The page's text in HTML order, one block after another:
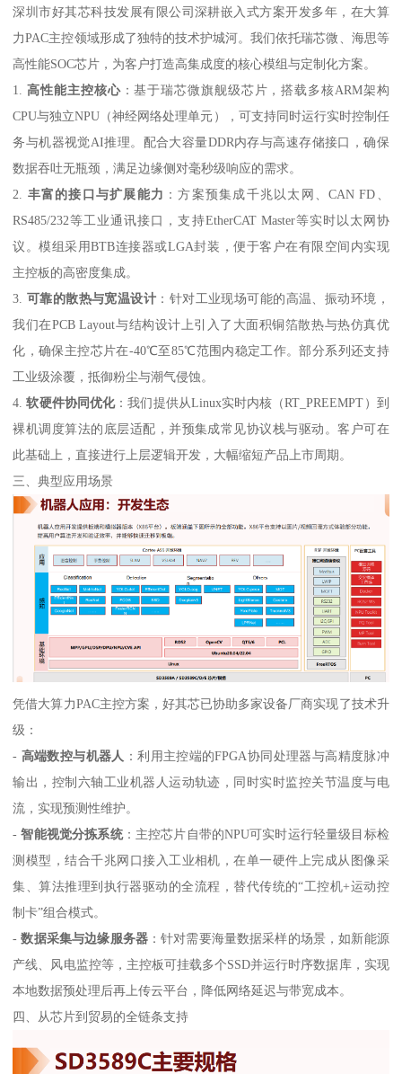
深圳市好其芯科技发展有限公司深耕嵌入式方案开发多年，在大算
力PAC主控领域形成了独特的技术护城河。我们依托瑞芯微、海思等
高性能SOC芯片，为客户打造高集成度的核心模组与定制化方案。
1.高性能主控核心：基于瑞芯微旗舰级芯片，搭载多核ARM架构
CPU与独立NPU（神经网络处理单元），可支持同时运行实时控制任
务与机器视觉AI推理。配合大容量DDR内存与高速存储接口，确保
数据吞吐无瓶颈，满足边缘侧对毫秒级响应的需求。
2. 丰富的接口与扩展能力 ：方案预集成千兆以太网、CAN FD、
RS485/232等工业通讯接口，支持EtherCAT Master等实时以太网协
议。模组采用BTB连接器或LGA封装，便于客户在有限空间内实现
主控板的高密度集成。
3. 可靠的散热与宽温设计 ：针对工业现场可能的高温、振动环境，
我们在PCB Layout与结构设计上引入了大面积铜箔散热与热仿真优
化，确保主控芯片在-40℃至85℃范围内稳定工作。部分系列还支持
工业级涂覆，抵御粉尘与潮气侵蚀。
4.软硬件协同优化：我们提供从Linux实时内核（RT_PREEMPT）到
裸机调度算法的底层适配，并预集成常见协议栈与驱动。客户可在
此基础上，直接进行上层逻辑开发，大幅缩短产品上市周期。
三、典型应用场景
凭借大算力PAC主控方案，好其芯已协助多家设备厂商实现了技术升
级：
- 高端数控与机器人 ：利用主控端的FPGA协同处理器与高精度脉冲
输出，控制六轴工业机器人运动轨迹，同时实时监控关节温度与电
流，实现预测性维护。
-智能视觉分拣系统：主控芯片自带的NPU可实时运行轻量级目标检
测模型，结合千兆网口接入工业相机，在单一硬件上完成从图像采
集、算法推理到执行器驱动的全流程，替代传统的“工控机+运动控
制卡”组合模式。
-数据采集与边缘服务器：针对需要海量数据采样的场景，如新能源
产线、风电监控等，主控板可挂载多个SSD并运行时序数据库，实现
本地数据预处理后再上传云平台，降低网络延迟与带宽成本。
四、从芯片到贸易的全链条支持